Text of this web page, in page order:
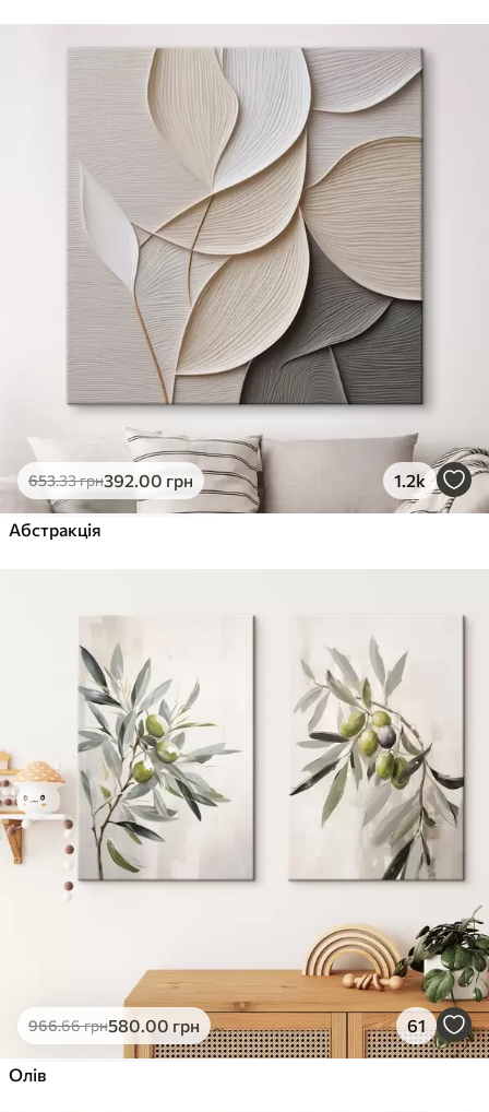
Від290.00грн
Яскраві, насичені кольори
Стійкість до вицвітання
Безпечне чорнило без запаху
Поверхня з текстурою полотна
Екологічний матеріал
Преміум
363.00
Яскраві, насичені кольори
Стійкість до вицвітання
Безпечне чорнило без запаху
Поверхня з текстурою полотна
Екологічний матеріал
Еко-Преміум
.00грн
✓Яскраві, насичені кольори
653.33грн392.00 грн 1.2k
Абстракція
966.66грн580.00 грн 61
Олів